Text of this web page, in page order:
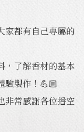
家都有自己專屬的
，了解香材的基本
驗製作！💪🏼
非常感謝各位播空